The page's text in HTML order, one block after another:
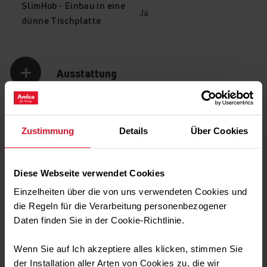
Zustimmung Details Über Cookies
Diese Webseite verwendet Cookies
Einzelheiten über die von uns verwendeten Cookies und
die Regeln für die Verarbeitung personenbezogener
Daten finden Sie in der Cookie-Richtlinie.
Wenn Sie auf Ich akzeptiere alles klicken, stimmen Sie
der Installation aller Arten von Cookies zu, die wir
Die Kochfelder von Amica sind so konzipiert, dass sie
flächenbündig in die Arbeitsplatte eingebaut werden
Schmutzansammlungen in den Fugen keine Chance.
SlimHob - Einbau in eine
dünne Tischplatte
Ja
Ausstattung
Technische Daten
Transport Daten